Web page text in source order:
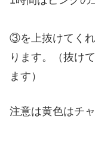
③を上抜けてく
ります。（抜け
ます）
注意は黄色はチ